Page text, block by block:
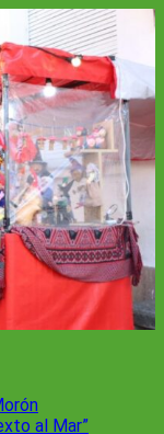
al Mar”